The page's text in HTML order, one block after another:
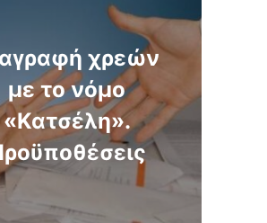
χρεών
με το νόμο
«Κατσέλη».